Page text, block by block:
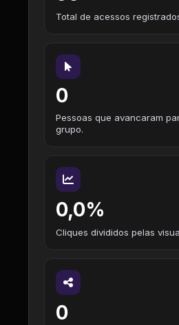
Total de acessos
0
Pessoas que avancaram
grupo.
0,0%
Cliques divididos pelas
0